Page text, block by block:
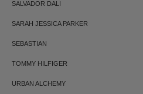
SALVADOR DALI
SARAH JESSICA PARKER
SEBASTIAN
TOMMY HILFIGER
URBAN ALCHEMY